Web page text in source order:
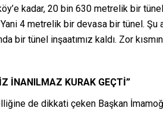
kadar, 20 bin 630 metrelik bir
4 metrelik bir devasa bir tünel. Şu
tünel inşaatımız kaldı. Zor
İNANILMAZ KURAK GEÇTİ”
de dikkati çeken Başkan